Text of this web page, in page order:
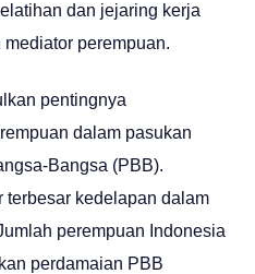
dan jejaring kerja
perempuan.
pentingnya
dalam pasukan
Bangsa (PBB).
terbesar kedelapan dalam
perempuan Indonesia
perdamaian PBB